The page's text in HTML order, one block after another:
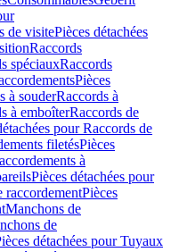
de visitePièces détachées
Raccords
spéciauxRaccords
Pièces
à souderRaccords à
à emboîterRaccords de
pour Raccords de
filetésPièces
à
Pièces détachées pour
raccordementPièces
Manchons de
de
détachées pour Tuyaux